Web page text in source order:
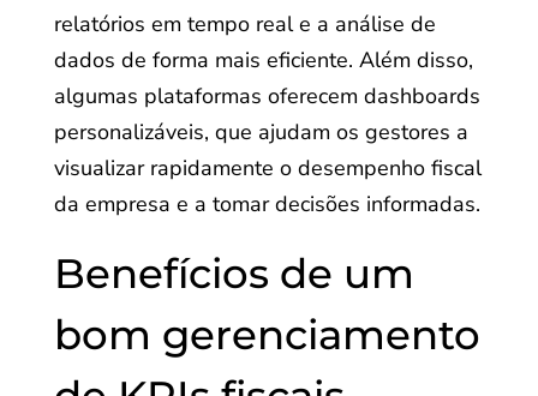
relatórios em tempo real e a análise de
dados de forma mais eficiente. Além disso,
algumas plataformas oferecem dashboards
personalizáveis, que ajudam os gestores a
visualizar rapidamente o desempenho fiscal
da empresa e a tomar decisões informadas.
Benefícios de um
bom gerenciamento